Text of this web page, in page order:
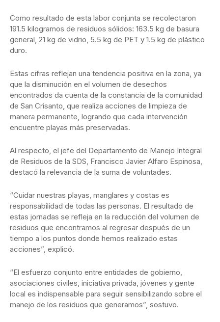
Como resultado de esta labor conjunta se recolectaron
191.5 kilogramos de residuos sólidos: 163.5 kg de basura
general, 21 kg de vidrio, 5.5 kg de PET y 1.5 kg de plástico
duro.
Estas cifras reflejan una tendencia positiva en la zona, ya
que la disminución en el volumen de desechos
encontrados da cuenta de la constancia de la comunidad
de San Crisanto, que realiza acciones de limpieza de
manera permanente, logrando que cada intervención
encuentre playas más preservadas.
Al respecto, el jefe del Departamento de Manejo Integral
de Residuos de la SDS, Francisco Javier Alfaro Espinosa,
destacó la relevancia de la suma de voluntades.
“Cuidar nuestras playas, manglares y costas es
responsabilidad de todas las personas. El resultado de
estas jornadas se refleja en la reducción del volumen de
residuos que encontramos al regresar después de un
tiempo a los puntos donde hemos realizado estas
acciones”, explicó.
“El esfuerzo conjunto entre entidades de gobierno,
asociaciones civiles, iniciativa privada, jóvenes y gente
local es indispensable para seguir sensibilizando sobre el
manejo de los residuos que generamos”, sostuvo.